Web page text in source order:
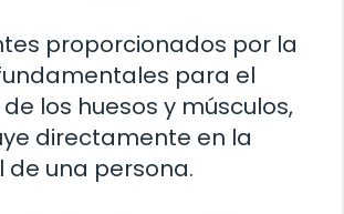
proporcionados por la
para el
los huesos y músculos,
directamente en la
de una persona.